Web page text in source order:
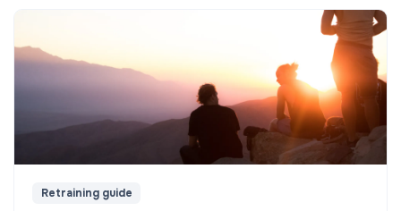
Retraining guide